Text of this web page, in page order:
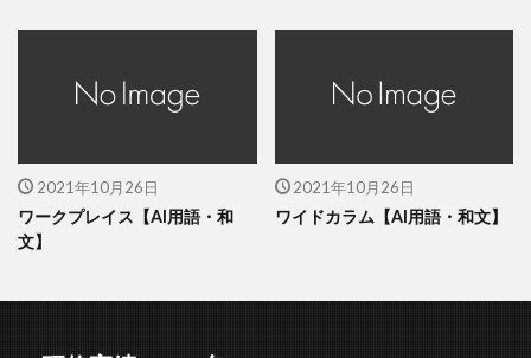
2021年10月26日
ワークプレイス【AI用語・和
文】
2021年10月26日
ワイドカラム【AI用語・和文】